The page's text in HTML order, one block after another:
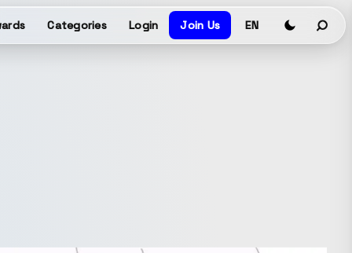
Categories Login Join Us EN